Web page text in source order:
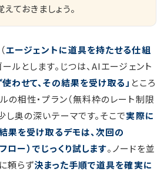
えておきましょう。
エージェントに道具を持たせる仕組
ルとします。じつは、AIエージェント
わせて、その結果を受け取る」 ところ
の相性・プラン（無料枠のレート制限
し奥の深いテーマです。そこで実際に
果を受け取るデモは、次回の
ー）でじっくり試します。ノードを並
頼らず決まった手順で道具を確実に